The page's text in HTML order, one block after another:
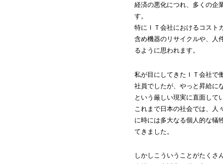
経済の悪化につれ、多くの企
す。
特にＩＴ会社におけるコスト
含め機器のリサイクルや、人
るように思われます。
私が目にしてきたＩＴ会社で
社員でしたが、やっと昇給に
という厳しい現実に直面して
これまで日本の社会では、人
に時には多大なる個人的な犠
てきました。
しかしこういうことがたくさ